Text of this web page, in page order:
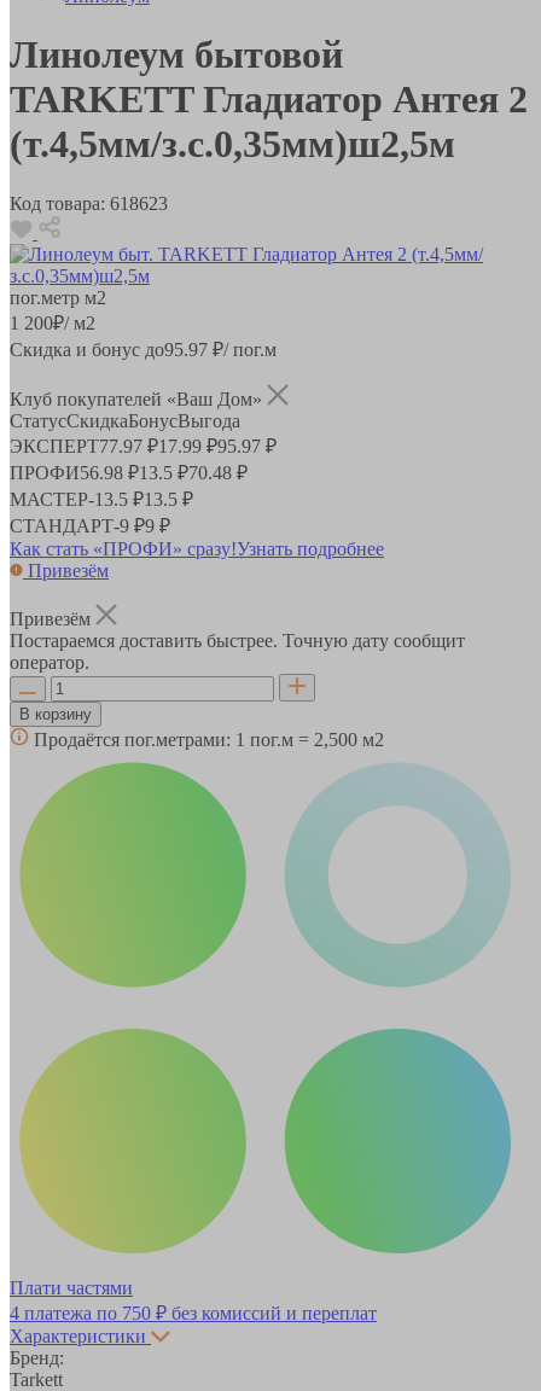
Линолеум бытовой
TARKETT Гладиатор Антея 2
(т.4,5мм/з.с.0,35мм)ш2,5м
Код товара: 618623
пог.метр м2
1 200₽/ м2
Скидка и бонус до95.97 ₽/ пог.м
Клуб покупателей «Ваш Дом»
СтатусСкидкаБонусВыгода
ЭКСПЕРТ77.97 ₽17.99 ₽95.97 ₽
ПРОФИ56.98 ₽13.5 ₽70.48 ₽
МАСТЕР-13.5 ₽13.5 ₽
СТАНДАРТ-9 ₽9 ₽
Как стать «ПРОФИ» сразу!Узнать подробнее
Привезём
Привезём
Постараемся доставить быстрее. Точную дату сообщит
оператор.
В корзину
Продаётся пог.метрами: 1 пог.м = 2,500 м2
Плати частями
4 платежа по 750 ₽ без комиссий и переплат
Характеристики
Бренд:
Tarkett